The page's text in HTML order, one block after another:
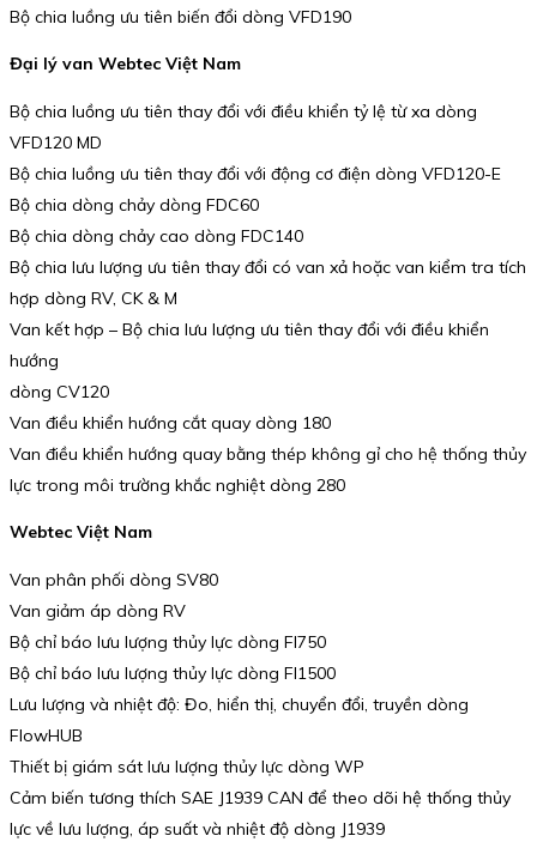
Bộ chia luồng ưu tiên biến đổi dòng VFD190
Đại lý van Webtec Việt Nam
Bộ chia luồng ưu tiên thay đổi với điều khiển tỷ lệ từ xa dòng
VFD120 MD
Bộ chia luồng ưu tiên thay đổi với động cơ điện dòng VFD120-E
Bộ chia dòng chảy dòng FDC60
Bộ chia dòng chảy cao dòng FDC140
Bộ chia lưu lượng ưu tiên thay đổi có van xả hoặc van kiểm tra tích
hợp dòng RV, CK & M
Van kết hợp – Bộ chia lưu lượng ưu tiên thay đổi với điều khiển
hướng
dòng CV120
Van điều khiển hướng cắt quay dòng 180
Van điều khiển hướng quay bằng thép không gỉ cho hệ thống thủy
lực trong môi trường khắc nghiệt dòng 280
Webtec Việt Nam
Van phân phối dòng SV80
Van giảm áp dòng RV
Bộ chỉ báo lưu lượng thủy lực dòng FI750
Bộ chỉ báo lưu lượng thủy lực dòng FI1500
Lưu lượng và nhiệt độ: Đo, hiển thị, chuyển đổi, truyền dòng
FlowHUB
Thiết bị giám sát lưu lượng thủy lực dòng WP
Cảm biến tương thích SAE J1939 CAN để theo dõi hệ thống thủy
lực về lưu lượng, áp suất và nhiệt độ dòng J1939